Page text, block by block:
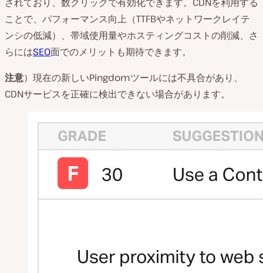
ことで、パフォーマンス向上（TTFBやネットワークレイテ
ンシの低減）、帯域使用量やホスティングコストの削減、さ
らにはSEO面でのメリットも期待できます。
注意）現在の新しいPingdomツールには不具合があり、
CDNサービスを正確に検出できない場合があります。